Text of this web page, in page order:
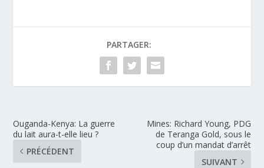
PARTAGER:
Ouganda-Kenya: La guerre
du lait aura-t-elle lieu ?
PRÉCÉDENT
Mines: Richard Young, PDG
de Teranga Gold, sous le
coup d’un mandat d’arrêt
SUIVANT